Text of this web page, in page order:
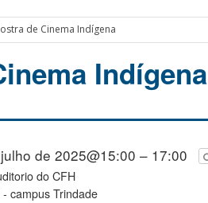
de Cinema Indígena
Indígena
de 2025@15:00 – 17:00
do CFH
- campus Trindade